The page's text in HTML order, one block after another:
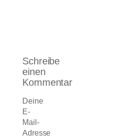
Schreibe
einen
Kommentar
Deine
E-
Mail-
Adresse